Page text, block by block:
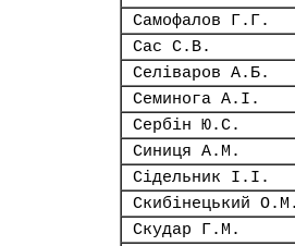
Самофалов Г.Г.
Сас С.В.
Селіваров А.Б.
Семинога А.І.
Сербін Ю.С.
Синиця А.М.
Сідельник І.І.
Скибінецький О.М.
Скудар Г.М.